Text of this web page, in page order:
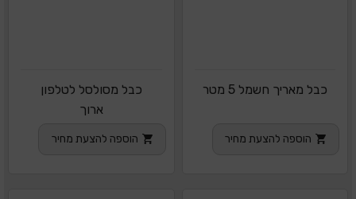
כבל מאריך חשמל 5 מטר
הוספה להצעת מחיר
כבל מסולסל לטלפון
ארוך
הוספה להצעת מחיר